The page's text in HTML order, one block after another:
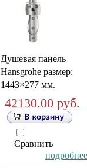
Душевая панель
Hansgrohe размер:
1443×277 мм.
42130.00 руб.
Сравнить